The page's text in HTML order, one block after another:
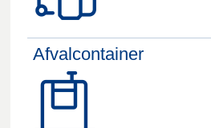
Afvalcontainer